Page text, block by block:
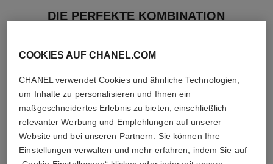
DIE PERFEKTE KOMBINATION
COOKIES AUF CHANEL.COM
CHANEL verwendet Cookies und ähnliche Technologien,
um Inhalte zu personalisieren und Ihnen ein
maßgeschneidertes Erlebnis zu bieten, einschließlich
relevanter Werbung und Empfehlungen auf unserer
Website und bei unseren Partnern. Sie können Ihre
Einstellungen verwalten und mehr erfahren, indem Sie auf